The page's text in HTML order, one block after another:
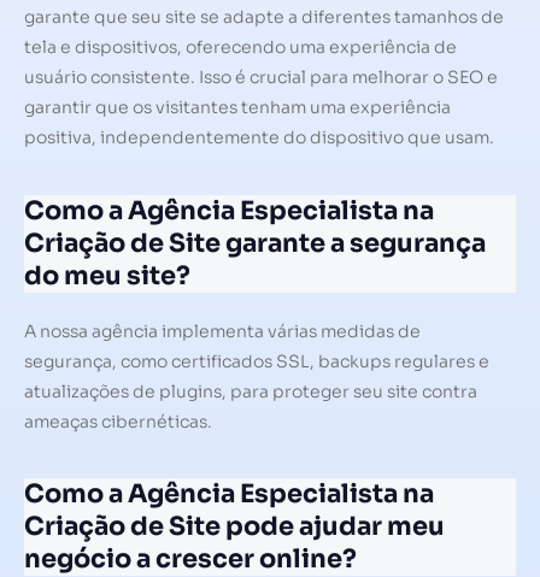
garante que seu site se adapte a diferentes tamanhos de
tela e dispositivos, oferecendo uma experiência de
usuário consistente. Isso é crucial para melhorar o SEO e
garantir que os visitantes tenham uma experiência
positiva, independentemente do dispositivo que usam.
Como a Agência Especialista na
Criação de Site garante a segurança
do meu site?
A nossa agência implementa várias medidas de
segurança, como certificados SSL, backups regulares e
atualizações de plugins, para proteger seu site contra
ameaças cibernéticas.
Como a Agência Especialista na
Criação de Site pode ajudar meu
negócio a crescer online?